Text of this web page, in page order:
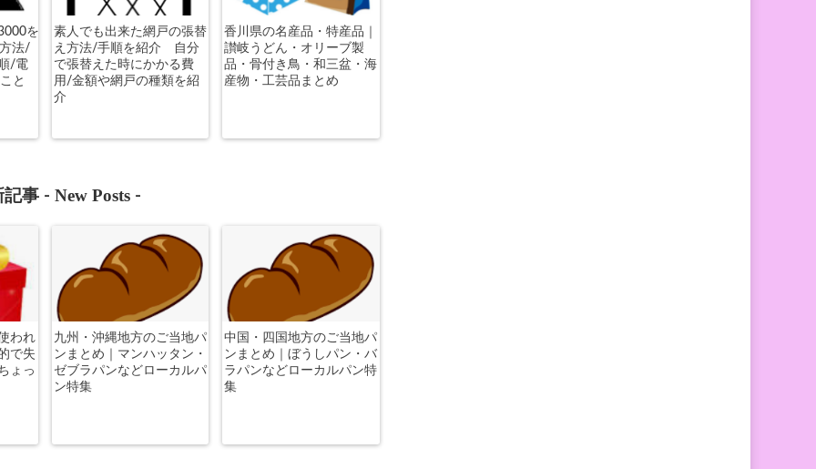
を
法/
/電
と
素人でも出来た網戸の張替
え方法/手順を紹介 自分
で張替えた時にかかる費
用/金額や網戸の種類を紹
介
香川県の名産品・特産品｜
讃岐うどん・オリーブ製
品・骨付き鳥・和三盆・海
産物・工芸品まとめ
事 - New Posts -
われ
で失
ょっ
九州・沖縄地方のご当地パ
ンまとめ｜マンハッタン・
ゼブラパンなどローカルパ
ン特集
中国・四国地方のご当地パ
ンまとめ｜ぼうしパン・バ
ラパンなどローカルパン特
集